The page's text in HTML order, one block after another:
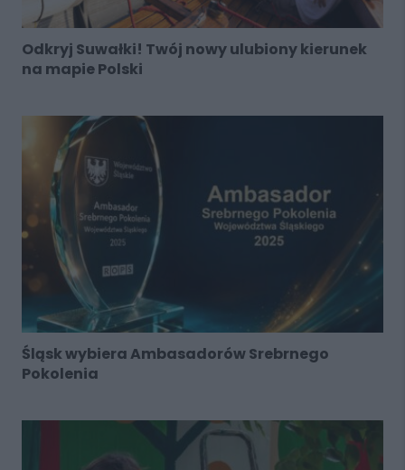
Odkryj Suwałki! Twój nowy ulubiony kierunek
na mapie Polski
Śląsk wybiera Ambasadorów Srebrnego
Pokolenia